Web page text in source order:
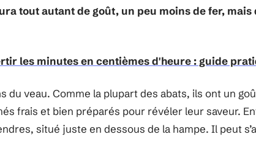
tout autant de goût, un peu moins de fer, mais
les minutes en centièmes d'heure : guide
du veau. Comme la plupart des abats, ils ont un
frais et bien préparés pour révéler leur saveur.
situé juste en dessous de la hampe. Il peut